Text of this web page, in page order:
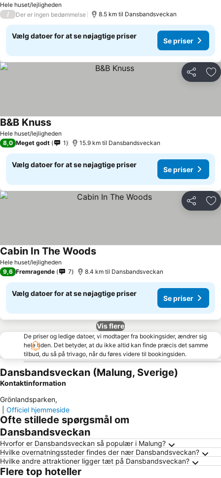
Hele huset/lejligheden
/ Der er ingen bedømmelse 8.5 km til Dansbandsveckan
Vælg datoer for at se nøjagtige priser
Se priser
Del
Hele huset/lejligheden
B&B Knuss
8,0 Meget godt 1 15.9 km til Dansbandsveckan
Vælg datoer for at se nøjagtige priser
Se priser
Del
Hele huset/lejligheden
Cabin In The Woods
9,6 Fremragende 7 8.4 km til Dansbandsveckan
Vælg datoer for at se nøjagtige priser
Se priser
Vis flere
De priser og ledige datoer, vi modtager fra bookingsider, ændrer sig
hele tiden. Det betyder, at du ikke altid kan finde præcis det samme
tilbud, du så på trivago, når du føres videre til bookingsiden.
Dansbandsveckan (Malung, Sverige)
Kontaktinformation
Grönlandsparken,
Officiel hjemmeside
Ofte stillede spørgsmål om
Dansbandsveckan
Hvorfor er Dansbandsveckan så populær i Malung?
Hvilke overnatningssteder findes der nær Dansbandsveckan?
Hvilke andre attraktioner ligger tæt på Dansbandsveckan?
Flere top hoteller